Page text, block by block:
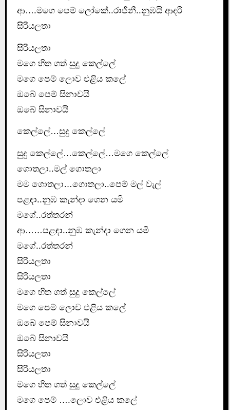
ආ….මගෙ පෙම් ලෝකේ..රාජිනී..නුඹයි ආදරී
සිරියලතා
සිරියලතා
මගෙ හිත ගත් සුදු කෙල්ලේ
මගෙ පෙම් ලොව එළිය කලේ
ඔබේ පෙම් සිනාවයි
ඔබේ සිනාවයි
කෙල්ලේ…සුදු කෙල්ලේ
සුදු කෙල්ලේ…කෙල්ලේ…මගෙ කෙල්ලේ
ගොතලා..මල් ගොතලා
මම ගොතලා…ගොතලා..පෙම් මල් වැල්
පළඳා..නුඹ කැන්දා ගෙන යමි
මගේ..රත්තරන්
ආ……පළඳා..නුඹ කැන්දා ගෙන යමි
මගේ..රත්තරන්
සිරියලතා
සිරියලතා
මගෙ හිත ගත් සුදු කෙල්ලේ
මගෙ පෙම් ලොව එළිය කලේ
ඔබේ පෙම් සිනාවයි
ඔබේ සිනාවයි
සිරියලතා
සිරියලතා
මගෙ හිත ගත් සුදු කෙල්ලේ
මගෙ පෙම් ….ලොව එළිය කලේ